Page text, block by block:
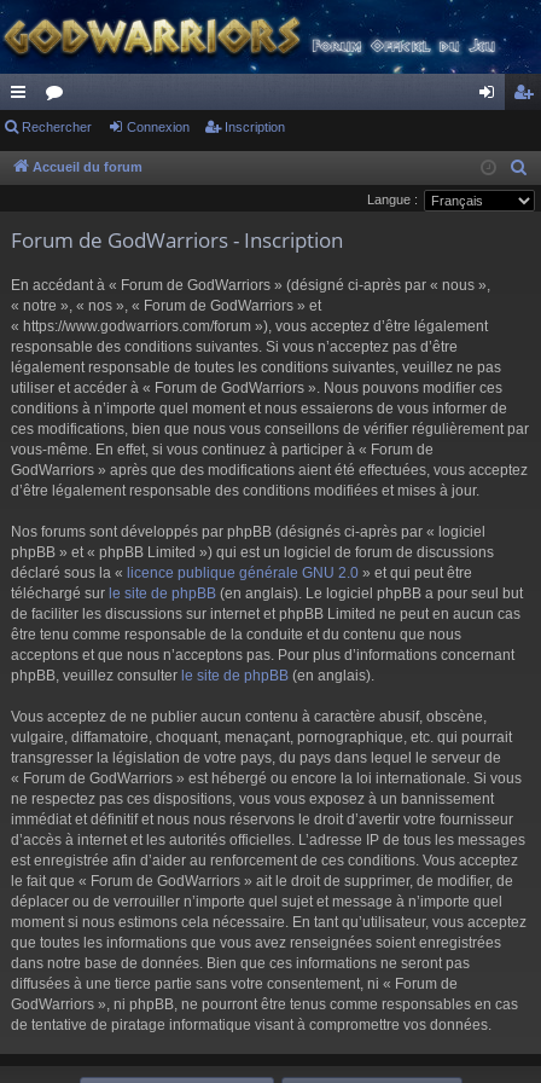
ac
co
ci
or
u
s
ne cri
pti
Rechercher Connexion Inscription
Accueil du forum
e
Langue :
Forum de GodWarriors - Inscription
En accédant à « Forum de GodWarriors » (désigné ci-après par « nous »,
« notre », « nos », « Forum de GodWarriors » et
« https://www.godwarriors.com/forum »), vous acceptez d’être légalement
responsable des conditions suivantes. Si vous n’acceptez pas d’être
légalement responsable de toutes les conditions suivantes, veuillez ne pas
utiliser et accéder à « Forum de GodWarriors ». Nous pouvons modifier ces
conditions à n’importe quel moment et nous essaierons de vous informer de
ces modifications, bien que nous vous conseillons de vérifier régulièrement par
vous-même. En effet, si vous continuez à participer à « Forum de
GodWarriors » après que des modifications aient été effectuées, vous acceptez
d’être légalement responsable des conditions modifiées et mises à jour.
Nos forums sont développés par phpBB (désignés ci-après par « logiciel
phpBB » et « phpBB Limited ») qui est un logiciel de forum de discussions
déclaré sous la « licence publique générale GNU 2.0 » et qui peut être
téléchargé sur le site de phpBB (en anglais). Le logiciel phpBB a pour seul but
de faciliter les discussions sur internet et phpBB Limited ne peut en aucun cas
être tenu comme responsable de la conduite et du contenu que nous
acceptons et que nous n’acceptons pas. Pour plus d’informations concernant
phpBB, veuillez consulter le site de phpBB (en anglais).
Vous acceptez de ne publier aucun contenu à caractère abusif, obscène,
vulgaire, diffamatoire, choquant, menaçant, pornographique, etc. qui pourrait
transgresser la législation de votre pays, du pays dans lequel le serveur de
« Forum de GodWarriors » est hébergé ou encore la loi internationale. Si vous
ne respectez pas ces dispositions, vous vous exposez à un bannissement
immédiat et définitif et nous nous réservons le droit d’avertir votre fournisseur
d’accès à internet et les autorités officielles. L’adresse IP de tous les messages
est enregistrée afin d’aider au renforcement de ces conditions. Vous acceptez
le fait que « Forum de GodWarriors » ait le droit de supprimer, de modifier, de
déplacer ou de verrouiller n’importe quel sujet et message à n’importe quel
moment si nous estimons cela nécessaire. En tant qu’utilisateur, vous acceptez
que toutes les informations que vous avez renseignées soient enregistrées
dans notre base de données. Bien que ces informations ne seront pas
diffusées à une tierce partie sans votre consentement, ni « Forum de
GodWarriors », ni phpBB, ne pourront être tenus comme responsables en cas
de tentative de piratage informatique visant à compromettre vos données.